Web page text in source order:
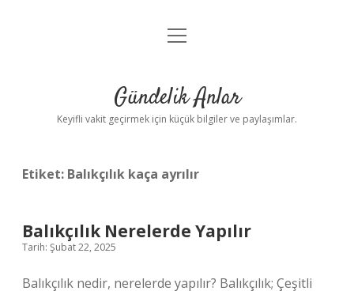
Anasayfa
Yasal Uyarı
menüyü
Gündelik Anlar
Keyifli vakit geçirmek için küçük bilgiler ve paylaşımlar.
Etiket: Balıkçılık kaça ayrılır
Balıkçılık Nerelerde Yapılır
Tarih: Şubat 22, 2025
Balıkçılık nedir, nerelerde yapılır? Balıkçılık; Çeşitli